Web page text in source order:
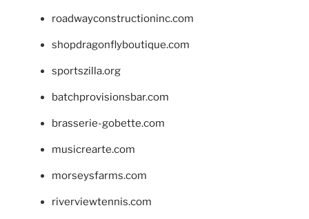
roadwayconstructioninc.com
shopdragonflyboutique.com
sportszilla.org
batchprovisionsbar.com
brasserie-gobette.com
musicrearte.com
morseysfarms.com
riverviewtennis.com